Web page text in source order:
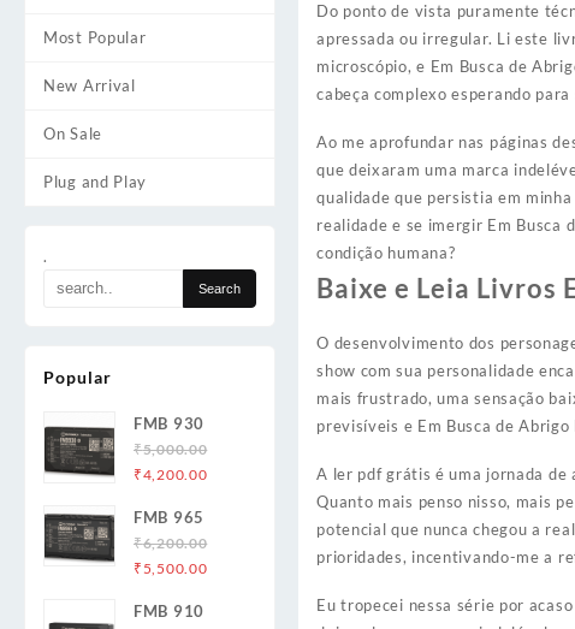
Most Popular
New Arrival
On Sale
Plug and Play
.
Popular
FMB 930
₹5,000.00
Original
was:
₹5,000.00.
₹4,200.00Current
₹4,200.00.
FMB 965
₹6,200.00
Original
was:
₹ 5,500.00Current
FMB 910
Do ponto de vista puramente
apressada ou irregular. Li este
microscópio, e Em Busca de
cabeça complexo esperando
Ao me aprofundar nas páginas
que deixaram uma marca
qualidade que persistia em
realidade e se imergir Em Busca
condição humana?
Baixe e Leia Livros
O desenvolvimento dos
show com sua personalidade
mais frustrado, uma sensação
previsíveis e Em Busca de
A ler pdf grátis é uma jornada de
Quanto mais penso nisso, mais
potencial que nunca chegou a
prioridades, incentivando-me a
Eu tropecei nessa série por